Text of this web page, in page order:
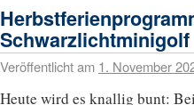
Schwarzlichtminigolf
Veröffentlicht am 1. November
Heute wird es knallig bunt: